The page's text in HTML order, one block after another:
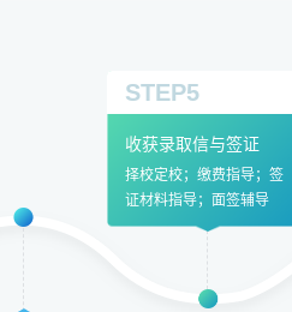
STEP5
收获录取信与签证
择校定校；缴费指导；签
证材料指导；面签辅导